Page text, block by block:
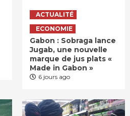
ACTUALITÉ
ECONOMIE
Gabon : Sobraga lance
Jugab, une nouvelle
marque de jus plats «
Made in Gabon »
6 jours ago